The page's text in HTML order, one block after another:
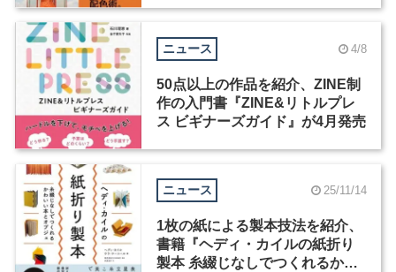
ニュース 4/8
50点以上の作品を紹介、ZINE制
作の入門書『ZINE&リトルプレ
ス ビギナーズガイド』が4月発売
ニュース 25/11/14
1枚の紙による製本技法を紹介、
書籍『ヘディ・カイルの紙折り
製本 糸綴じなしでつくれるかわ